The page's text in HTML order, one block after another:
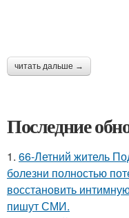
читать дальше →
Последние
1. 66-Летний житель
болезни полностью
восстановить
пишут СМИ.